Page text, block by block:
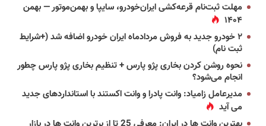
مهلت ثبت‌نام قرعه‌کشی ایران‌خودرو، سایپا و بهمن‌موتور — بهمن
۱۴۰۴
۲ خودرو جدید به فروش مردادماه ایران خودرو اضافه شد (+شرایط
ثبت نام)
نحوه روشن کردن بخاری پژو پارس + تنظیم بخاری پژو پارس چطور
انجام می‌شود؟
مدیرعامل زامیاد: وانت پادرا و وانت اکستند با استانداردهای جدید
می آید